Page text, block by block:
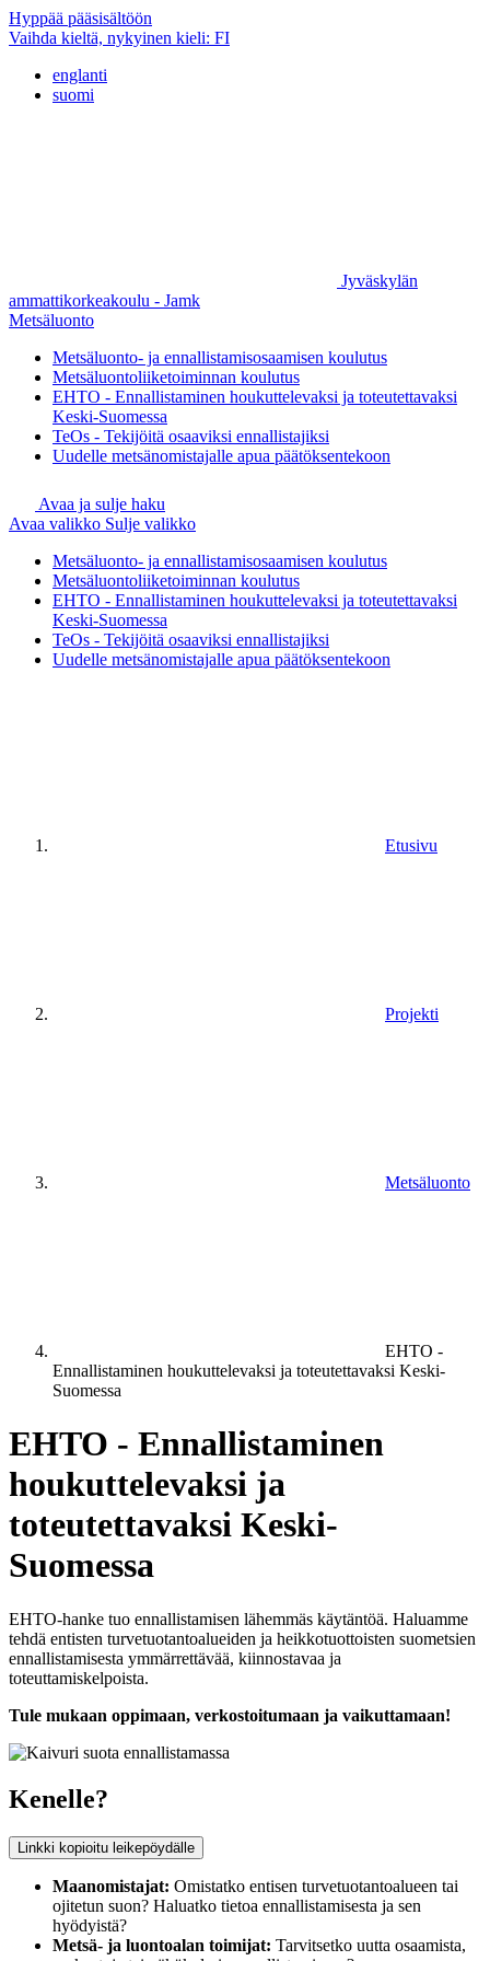
Hyppää pääsisältöön
Vaihda kieltä, nykyinen kieli: FI
englanti
suomi
Jyväskylän
ammattikorkeakoulu - Jamk
Metsäluonto
Metsäluonto- ja ennallistamisosaamisen koulutus
Metsäluontoliiketoiminnan koulutus
EHTO - Ennallistaminen houkuttelevaksi ja toteutettavaksi
Keski-Suomessa
TeOs - Tekijöitä osaaviksi ennallistajiksi
Uudelle metsänomistajalle apua päätöksentekoon
Avaa ja sulje haku
Avaa valikko Sulje valikko
Metsäluonto- ja ennallistamisosaamisen koulutus
Metsäluontoliiketoiminnan koulutus
EHTO - Ennallistaminen houkuttelevaksi ja toteutettavaksi
Keski-Suomessa
TeOs - Tekijöitä osaaviksi ennallistajiksi
Uudelle metsänomistajalle apua päätöksentekoon
Etusivu
Projekti
Metsäluonto
EHTO -
Ennallistaminen houkuttelevaksi ja toteutettavaksi Keski-
Suomessa
EHTO - Ennallistaminen
houkuttelevaksi ja
toteutettavaksi Keski-
Suomessa
EHTO-hanke tuo ennallistamisen lähemmäs käytäntöä. Haluamme
tehdä entisten turvetuotantoalueiden ja heikkotuottoisten suometsien
ennallistamisesta ymmärrettävää, kiinnostavaa ja
toteuttamiskelpoista.
Tule mukaan oppimaan, verkostoitumaan ja vaikuttamaan!
Kenelle?
Linkki kopioitu leikepöydälle
Maanomistajat: Omistatko entisen turvetuotantoalueen tai
ojitetun suon? Haluatko tietoa ennallistamisesta ja sen
hyödyistä?
Metsä- ja luontoalan toimijat: Tarvitsetko uutta osaamista,